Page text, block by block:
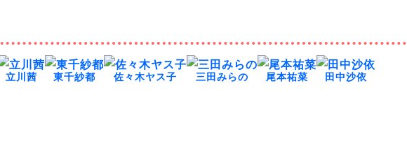
立川茜 東千紗都 佐々木ヤス子 三田みらの 尾本祐菜 田中沙依